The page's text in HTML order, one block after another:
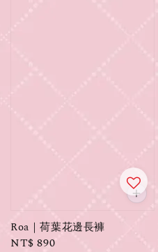
Roa｜荷葉花邊長褲
Regular
NT$ 890